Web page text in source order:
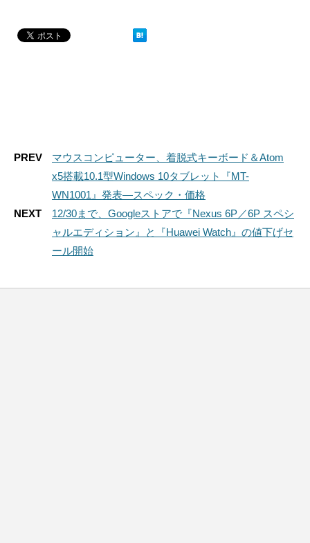
PREV
マウスコンピューター、着脱式キーボード＆Atom
x5搭載10.1型Windows 10タブレット『MT-
WN1001』発表―スペック・価格
NEXT
12/30まで、Googleストアで『Nexus 6P／6P スペシ
ャルエディション』と『Huawei Watch』の値下げセ
ール開始